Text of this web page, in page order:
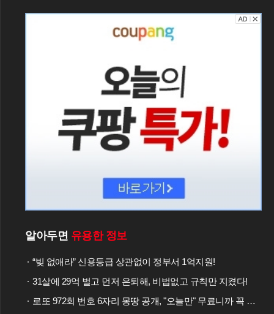
알아두면 유용한 정보
“빚 없애라” 신용등급 상관없이 정부서 1억지원!
31살에 29억 벌고 먼저 은퇴해, 비법없고 규칙만 지켰다!
로또 972회 번호 6자리 몽땅 공개, "오늘만" 무료니까 꼭 오늘 확인하세요.